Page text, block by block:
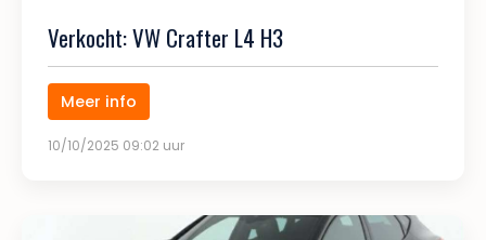
Verkocht: VW Crafter L4 H3
Meer info
10/10/2025 09:02 uur